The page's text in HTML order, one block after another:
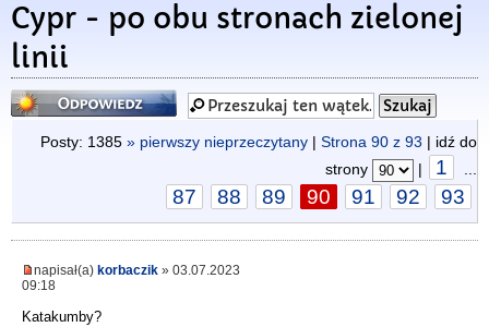
Cypr - po obu stronach zielonej
linii
Odpowiedz
Posty: 1385 » pierwszy nieprzeczytany | Strona 90 z 93 | idź do
strony
| 1
87 88 89 90 91 92 93
napisał(a) korbaczik » 03.07.2023
09:18
Katakumby?